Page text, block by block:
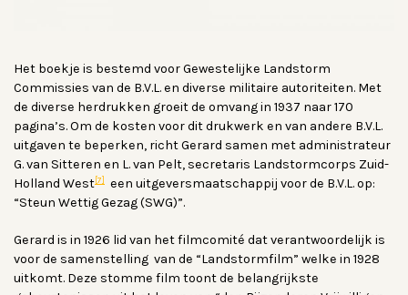
Het boekje is bestemd voor Gewestelijke Landstorm
Commissies van de B.V.L. en diverse militaire autoriteiten. Met
de diverse herdrukken groeit de omvang in 1937 naar 170
pagina’s. Om de kosten voor dit drukwerk en van andere B.V.L.
uitgaven te beperken, richt Gerard samen met administrateur
G. van Sitteren en L. van Pelt, secretaris Landstormcorps Zuid-
Holland West[7]
een uitgeversmaatschappij voor de B.V.L. op:
“Steun Wettig Gezag (SWG)”.
Gerard is in 1926 lid van het filmcomité dat verantwoordelijk is
voor de samenstelling van de “Landstormfilm” welke in 1928
uitkomt. Deze stomme film toont de belangrijkste